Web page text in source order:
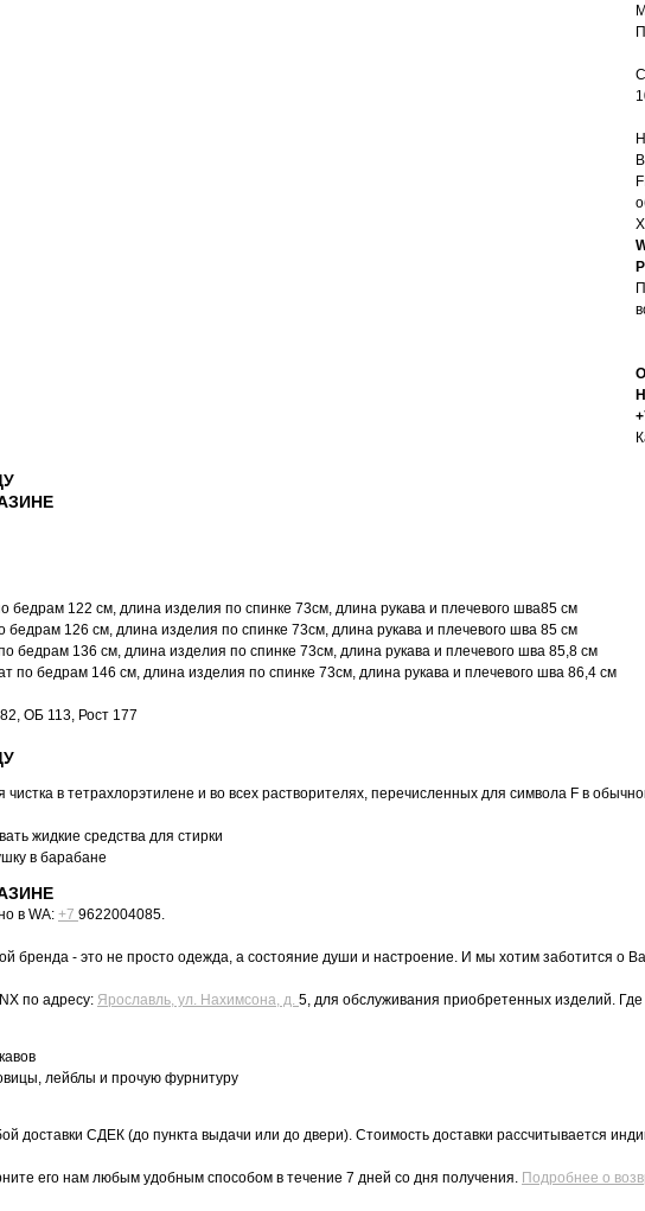
бедрам 122 см, длина изделия по спинке 73см, длина рукава и плечевого шва85 см
бедрам 126 см, длина изделия по спинке 73см, длина рукава и плечевого шва 85 см
бедрам 136 см, длина изделия по спинке 73см, длина рукава и плечевого шва 85,8 см
по бедрам 146 см, длина изделия по спинке 73см, длина рукава и плечевого шва 86,4 см
ОБ 113, Рост 177
чистка в тетрахлорэтилене и во всех растворителях, перечисленных для символа F в
жидкие средства для стирки
в барабане
в WA: +7 9622004085.
бренда - это не просто одежда, а состояние души и настроение. И мы хотим заботится о
по адресу: Ярославль, ул. Нахимсона, д. 5, для обслуживания приобретенных изделий.
лейблы и прочую фурнитуру
доставки СДЕК (до пункта выдачи или до двери). Стоимость доставки рассчитывается
его нам любым удобным способом в течение 7 дней со дня получения. Подробнее о